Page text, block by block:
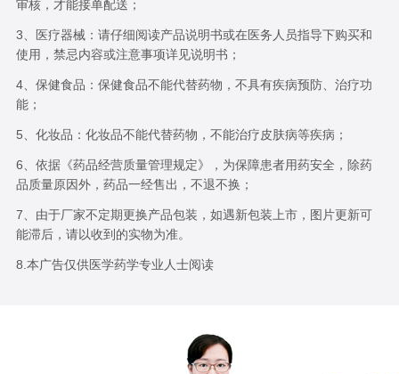
审核，才能接单配送；
3、医疗器械：请仔细阅读产品说明书或在医务人员指导下购买和
使用，禁忌内容或注意事项详见说明书；
4、保健食品：保健食品不能代替药物，不具有疾病预防、治疗功
能；
5、化妆品：化妆品不能代替药物，不能治疗皮肤病等疾病；
6、依据《药品经营质量管理规定》，为保障患者用药安全，除药
品质量原因外，药品一经售出，不退不换；
7、由于厂家不定期更换产品包装，如遇新包装上市，图片更新可
能滞后，请以收到的实物为准。
8.本广告仅供医学药学专业人士阅读